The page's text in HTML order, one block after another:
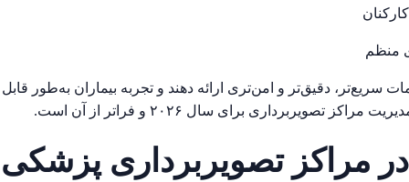
منظم
سریع‌تر، دقیق‌تر و امن‌تری ارائه دهند و تجربه بیماران به‌طور قابل
برای سال ۲۰۲۶ و فراتر از آن است.
مراکز تصویربرداری پزشکی